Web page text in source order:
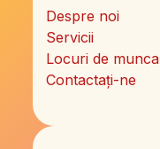
Despre noi
Servicii
Locuri de munca
Contactați-ne